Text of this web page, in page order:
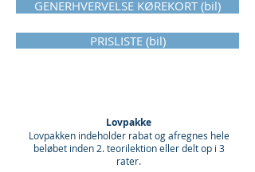
GENERHVERVELSE KØREKORT (bil)
PRISLISTE (bil)
Lovpakke
Lovpakken indeholder rabat og afregnes hele
beløbet inden 2. teorilektion eller delt op i 3
rater.